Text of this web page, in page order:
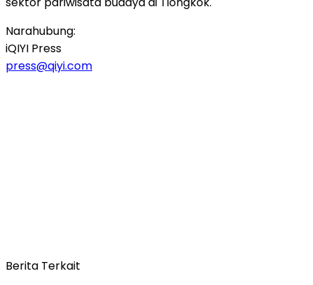
Narahubung:
iQIYI Press
press@qiyi.com
Berita Terkait